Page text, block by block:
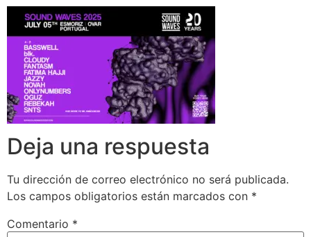
Deja una respuesta
Tu dirección de correo electrónico no será publicada.
Los campos obligatorios están marcados con *
Comentario *